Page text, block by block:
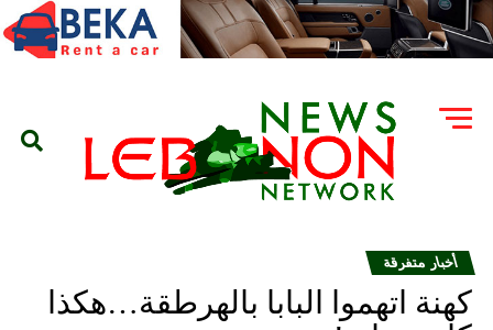
أخبار متفرقة
كهنة اتهموا البابا بالهرطقة…هكذا